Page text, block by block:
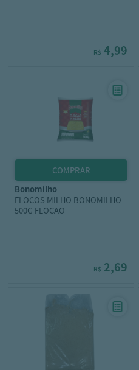
R$ 4,99
bonomilho
FLOCOS MILHO BONOMILHO
500G FLOCAO
R$ 2,69